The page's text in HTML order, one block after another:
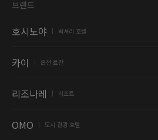
브랜드
호시노야 럭셔리 호텔
카이 온천 료칸
리조나레 리조트
OMO 도시 관광 호텔